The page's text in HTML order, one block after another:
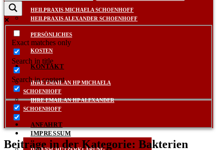
HEILPRAXIS MICHAELA SCHOENHOFF
HEILPRAXIS ALEXANDER SCHOENHOFF
PERSÖNLICHES
KOSTEN
KONTAKT
IHRE EMAIL AN HP MICHAELA
SCHOENHOFF
IHRE EMAIL AN HP ALEXANDER
SCHOENHOFF
ANFAHRT
IMPRESSUM
Exact matches only
Search in title
Search in content
Beiträge in der Kategorie: Bakterien